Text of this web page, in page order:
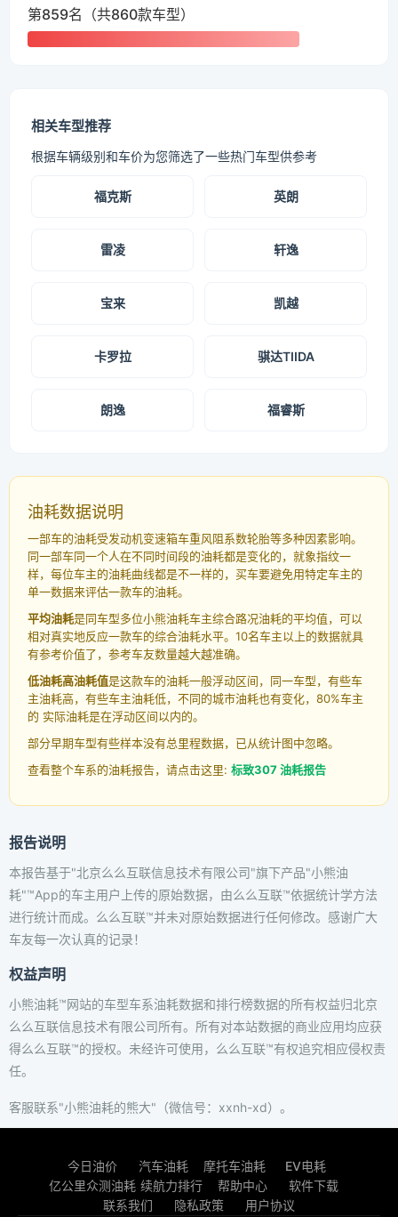
第859名（共860款车型）
相关车型推荐
根据车辆级别和车价为您筛选了一些热门车型供参考
福克斯 英朗
雷凌 轩逸
宝来 凯越
卡罗拉 骐达TIIDA
朗逸 福睿斯
油耗数据说明
一部车的油耗受发动机变速箱车重风阻系数轮胎等多种因素影响。
同一部车同一个人在不同时间段的油耗都是变化的，就象指纹一
样，每位车主的油耗曲线都是不一样的，买车要避免用特定车主的
单一数据来评估一款车的油耗。
平均油耗是同车型多位小熊油耗车主综合路况油耗的平均值，可以
相对真实地反应一款车的综合油耗水平。10名车主以上的数据就具
有参考价值了，参考车友数量越大越准确。
低油耗高油耗值是这款车的油耗一般浮动区间，同一车型，有些车
主油耗高，有些车主油耗低，不同的城市油耗也有变化，80%车主
的 实际油耗是在浮动区间以内的。
部分早期车型有些样本没有总里程数据，已从统计图中忽略。
查看整个车系的油耗报告，请点击这里: 标致307 油耗报告
报告说明
本报告基于"北京么么互联信息技术有限公司"旗下产品"小熊油
耗"™App的车主用户上传的原始数据，由么么互联™依据统计学方法
进行统计而成。么么互联™并未对原始数据进行任何修改。感谢广大
车友每一次认真的记录！
权益声明
小熊油耗™网站的车型车系油耗数据和排行榜数据的所有权益归北京
么么互联信息技术有限公司所有。所有对本站数据的商业应用均应获
得么么互联™的授权。未经许可使用，么么互联™有权追究相应侵权责
任。
客服联系"小熊油耗的熊大"（微信号：xxnh-xd）。
今日油价 汽车油耗 摩托车油耗
EV电耗
亿公里众测油耗 续航力排行 帮助中心
软件下载
联系我们
隐私政策 用户协议